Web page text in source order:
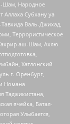
Шам, Народное
Субхану уа
Валь-Джихад,
Террористическое
аш-Шам, Ахлю
Хатлонский
г. Оренбург,
Номана
Таджикистана,
ячейка, Батал-
Улыбается,